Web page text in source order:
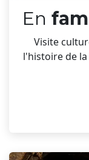
En
Visite
l'histoire de la